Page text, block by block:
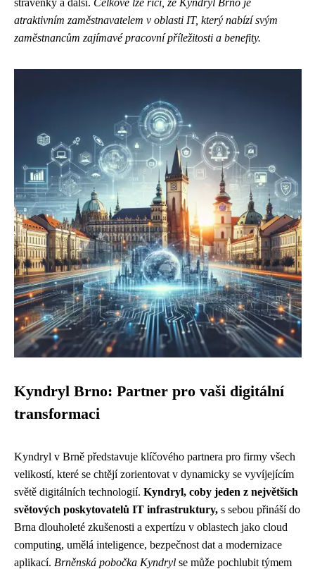
stravenky a další. Celkově lze říci, že Kyndryl Brno je
atraktivním zaměstnavatelem v oblasti IT, který nabízí svým
zaměstnancům zajímavé pracovní příležitosti a benefity.
Kyndryl Brno: Partner pro vaši digitální
transformaci
Kyndryl v Brně představuje klíčového partnera pro firmy všech
velikostí, které se chtějí zorientovat v dynamicky se vyvíjejícím
světě digitálních technologií. Kyndryl, coby jeden z největších
světových poskytovatelů IT infrastruktury, s sebou přináší do
Brna dlouholeté zkušenosti a expertízu v oblastech jako cloud
computing, umělá inteligence, bezpečnost dat a modernizace
aplikací. Brněnská pobočka Kyndryl se může pochlubit týmem